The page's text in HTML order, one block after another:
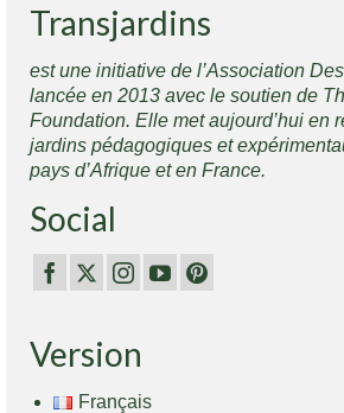
Transjardins
est une initiative de l’Association
lancée en 2013 avec le soutien de
Foundation. Elle met aujourd’hui en
jardins pédagogiques et
pays d’Afrique et en France.
Social
Version
Français